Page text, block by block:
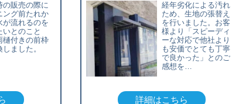
の販売の際に
ング前たれか
が流れるのを
いとのこと
樋付きの前枠
ました。
経年劣化による汚れ
ため、生地の張替え
を行いました。お客
様より「スピーディ
ーな対応で他社より
も安価でとても丁寧
で良かった」とのご
感想を…
詳細はこちら